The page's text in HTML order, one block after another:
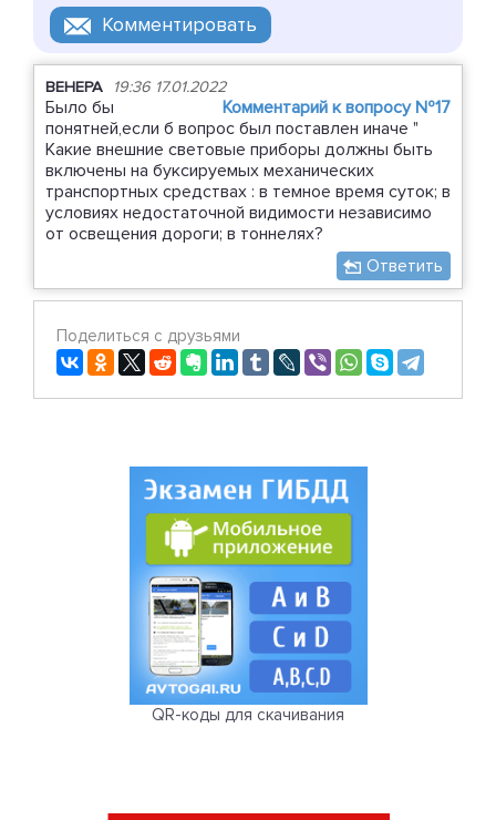
ВЕНЕРА 19:36 17.01.2022
Комментарий к вопросу №17
Было бы
понятней,если б вопрос был поставлен иначе "
Какие внешние световые приборы должны быть
включены на буксируемых механических
транспортных средствах : в темное время суток; в
условиях недостаточной видимости независимо
от освещения дороги; в тоннелях?
Ответить
Поделиться с друзьями
QR-коды для скачивания